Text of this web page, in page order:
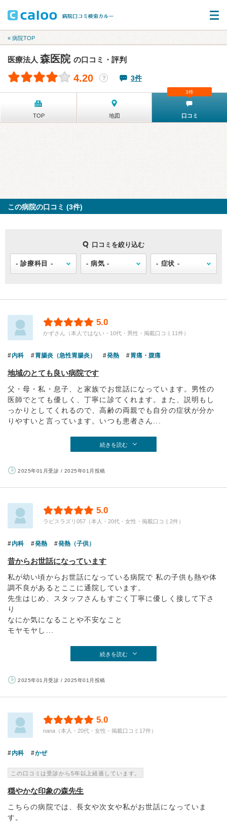
« 病院TOP
医療法人 森医院 の口コミ・評判
4.20 ？ 3件
TOP 地図 口コミ
3件
この病院の口コミ (3件)
口コミを絞り込む
5.0
かずさん（本人ではない・10代・男性・掲載口コミ11件）
内科 胃腸炎（急性胃腸炎） 発熱 胃痛・腹痛
地域のとても良い病院です
父・母・私・息子、と家族でお世話になっています。男性の
医師でとても優しく、丁寧に診てくれます。また、説明もし
っかりとしてくれるので、高齢の両親でも自分の症状が分か
りやすいと言っています。いつも患者さん...
続きを読む
2025年01月受診 / 2025年01月投稿
5.0
ラピスラズリ057（本人・20代・女性・掲載口コミ2件）
内科 発熱 発熱（子供）
昔からお世話になっています
私が幼い頃からお世話になっている病院で 私の子供も熱や体
調不良があるとここに通院しています。
先生はじめ、スタッフさんもすごく丁寧に優しく接して下さ
り
なにか気になることや不安なこと
モヤモヤし...
続きを読む
2025年01月受診 / 2025年01月投稿
5.0
nana（本人・20代・女性・掲載口コミ17件）
内科 かぜ
この口コミは受診から5年以上経過しています。
穏やかな印象の森先生
こちらの病院では、長女や次女や私がお世話になっていま
す。